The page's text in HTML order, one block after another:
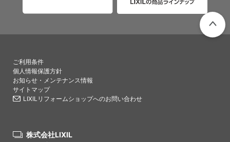
ご利用条件
個人情報保護方針
お知らせ・メンテナンス情報
サイトマップ
LIXILリフォームショップへのお問い合わせ
株式会社LIXIL